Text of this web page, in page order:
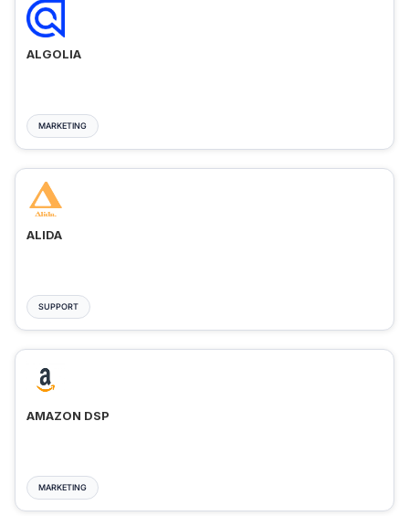
ALGOLIA
MARKETING
ALIDA
SUPPORT
AMAZON DSP
MARKETING